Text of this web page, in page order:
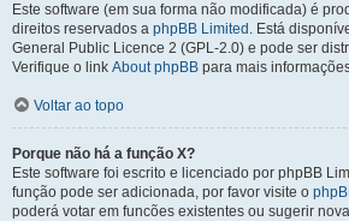
Este software (em sua forma não modificada) é
direitos reservados a phpBB Limited . Está
General Public Licence 2 (GPL-2.0) e pode ser
Verifique o link About phpBB para mais
Voltar ao topo
Porque não há a função X?
Este software foi escrito e licenciado por phpBB
função pode ser adicionada, por favor visite o
poderá votar em funcões existentes ou sugerir